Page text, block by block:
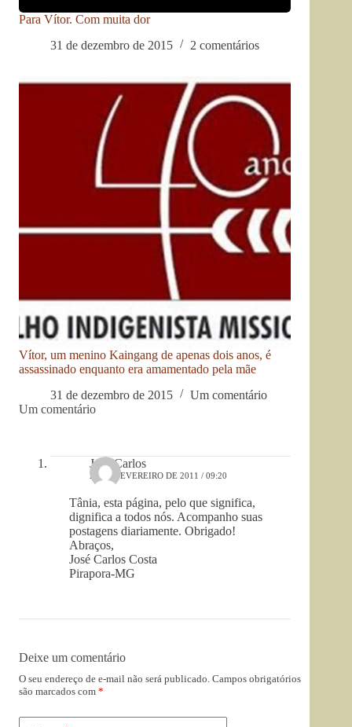
Para Vítor. Com muita dor
31 de dezembro de 2015
2 comentários
Vítor, um menino Kaingang de apenas dois anos, é
assassinado enquanto era amamentado pela mãe
31 de dezembro de 2015
Um comentário
Um comentário
José Carlos
23 DE FEVEREIRO DE 2011 / 09:20
Tânia, esta página, pelo que significa,
dignifica a todos nós. Acompanho suas
postagens diariamente. Obrigado!
Abraços,
José Carlos Costa
Pirapora-MG
Deixe um comentário
O seu endereço de e-mail não será publicado. Campos obrigatórios
são marcados com *